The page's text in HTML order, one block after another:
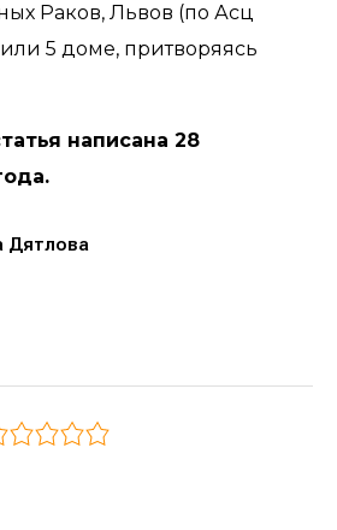
Раков, Львов (по Асц
5 доме, притворяясь
написана 28
Дятлова